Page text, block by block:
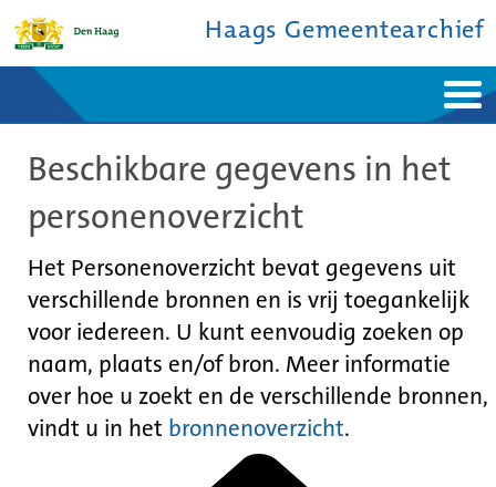
Haags Gemeentearchief
Ontdek de stad
De studiezaal
Bronnen en collecties
Contact
Beschikbare gegevens in het
personenoverzicht
Het Personenoverzicht bevat gegevens uit
verschillende bronnen en is vrij toegankelijk
voor iedereen. U kunt eenvoudig zoeken op
naam, plaats en/of bron. Meer informatie
over hoe u zoekt en de verschillende bronnen,
vindt u in het bronnenoverzicht.